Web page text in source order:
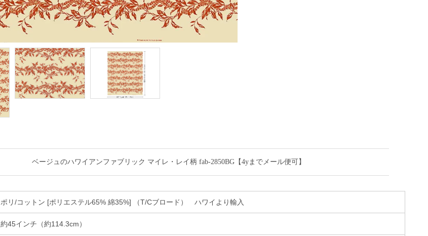
ベージュのハワイアンファブリック マイレ・レイ柄 fab-2850BG【4yまでメール便可】
ポリ/コットン [ポリエステル65% 綿35%] （T/Cブロード） ハワイより輸入
約45インチ（約114.3cm）